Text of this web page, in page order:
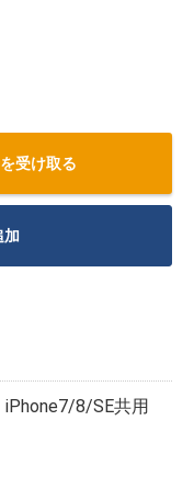
受け取る
加
8/SE共用